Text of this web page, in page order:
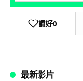
讚好0
最新影片